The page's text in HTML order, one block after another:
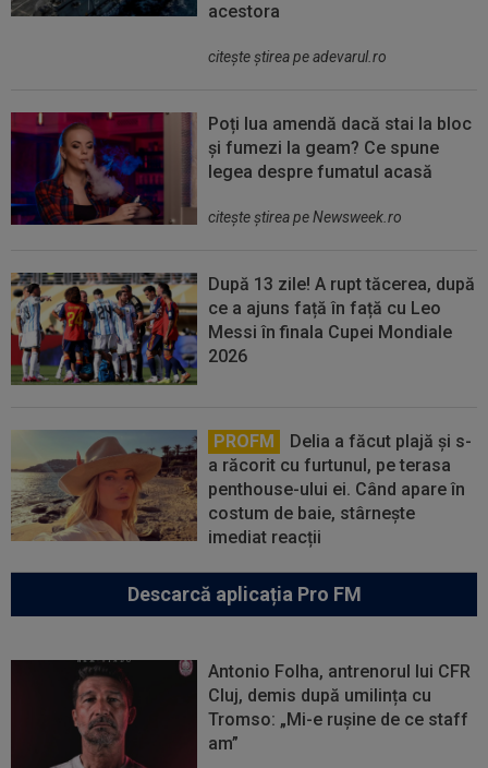
acestora
citeşte ştirea pe adevarul.ro
Poți lua amendă dacă stai la bloc
și fumezi la geam? Ce spune
legea despre fumatul acasă
citeşte ştirea pe Newsweek.ro
După 13 zile! A rupt tăcerea, după
ce a ajuns față în față cu Leo
Messi în finala Cupei Mondiale
2026
PROFM
Delia a făcut plajă și s-
a răcorit cu furtunul, pe terasa
penthouse-ului ei. Când apare în
costum de baie, stârnește
imediat reacții
Descarcă aplicația Pro FM
Antonio Folha, antrenorul lui CFR
Cluj, demis după umilința cu
Tromso: „Mi-e rușine de ce staff
am”